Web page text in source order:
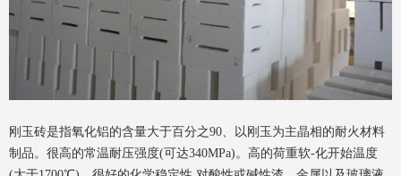
刚玉砖是指氧化铝的含量大于百分之90、以刚玉为主晶相的耐火材料
制品。很高的常温耐压强度(可达340MPa)。高的荷重软-化开始温度